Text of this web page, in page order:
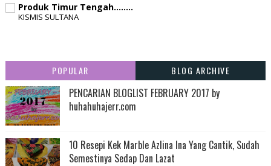
Produk Timur Tengah........
KISMIS SULTANA
POPULAR BLOG ARCHIVE
PENCARIAN BLOGLIST FEBRUARY 2017 by
huhahuhajerr.com
10 Resepi Kek Marble Azlina Ina Yang Cantik, Sudah
Semestinya Sedap Dan Lazat